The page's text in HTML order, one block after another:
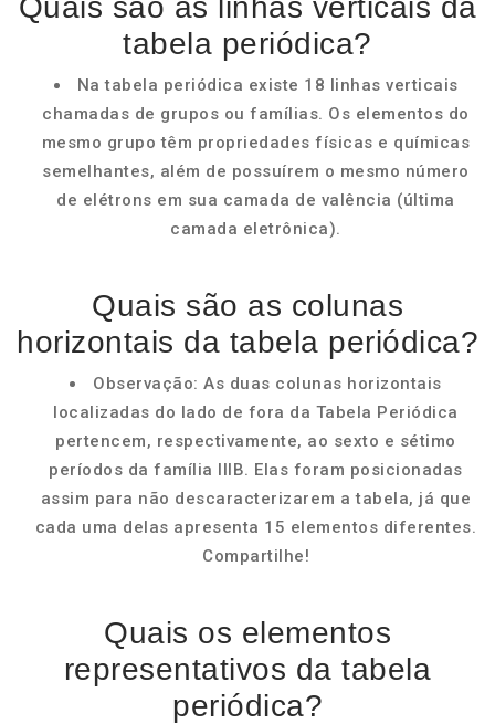
Quais são as linhas verticais da
tabela periódica?
Na tabela periódica existe 18 linhas verticais
chamadas de grupos ou famílias. Os elementos do
mesmo grupo têm propriedades físicas e químicas
semelhantes, além de possuírem o mesmo número
de elétrons em sua camada de valência (última
camada eletrônica).
Quais são as colunas
horizontais da tabela periódica?
Observação: As duas colunas horizontais
localizadas do lado de fora da Tabela Periódica
pertencem, respectivamente, ao sexto e sétimo
períodos da família IIIB. Elas foram posicionadas
assim para não descaracterizarem a tabela, já que
cada uma delas apresenta 15 elementos diferentes.
Compartilhe!
Quais os elementos
representativos da tabela
periódica?